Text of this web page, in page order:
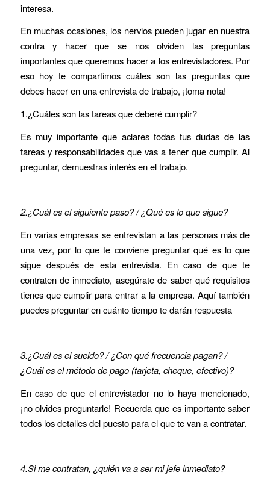
interesa.
En muchas ocasiones, los nervios pueden jugar en nuestra
contra y hacer que se nos olviden las preguntas
importantes que queremos hacer a los entrevistadores. Por
eso hoy te compartimos cuáles son las preguntas que
debes hacer en una entrevista de trabajo, ¡toma nota!
1.¿Cuáles son las tareas que deberé cumplir?
Es muy importante que aclares todas tus dudas de las
tareas y responsabilidades que vas a tener que cumplir. Al
preguntar, demuestras interés en el trabajo.
2.¿Cuál es el siguiente paso? / ¿Qué es lo que sigue?
En varias empresas se entrevistan a las personas más de
una vez, por lo que te conviene preguntar qué es lo que
sigue después de esta entrevista. En caso de que te
contraten de inmediato, asegúrate de saber qué requisitos
tienes que cumplir para entrar a la empresa. Aquí también
puedes preguntar en cuánto tiempo te darán respuesta
3.¿Cuál es el sueldo? / ¿Con qué frecuencia pagan? /
¿Cuál es el método de pago (tarjeta, cheque, efectivo)?
En caso de que el entrevistador no lo haya mencionado,
¡no olvides preguntarle! Recuerda que es importante saber
todos los detalles del puesto para el que te van a contratar.
4.Si me contratan, ¿quién va a ser mi jefe inmediato?